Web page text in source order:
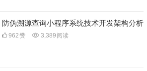
防伪溯源查询小程序系统技术开发架构分析
962赞 3,389 阅读